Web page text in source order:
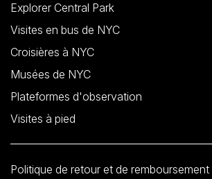
Explorer Central Park
Visites en bus de NYC
Croisières à NYC
Musées de NYC
Plateformes d'observation
Visites à pied
Politique de retour et de remboursement